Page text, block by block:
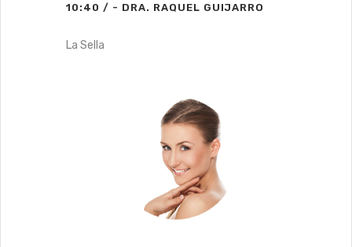
10:40 / - DRA. RAQUEL GUIJARRO
La Sella